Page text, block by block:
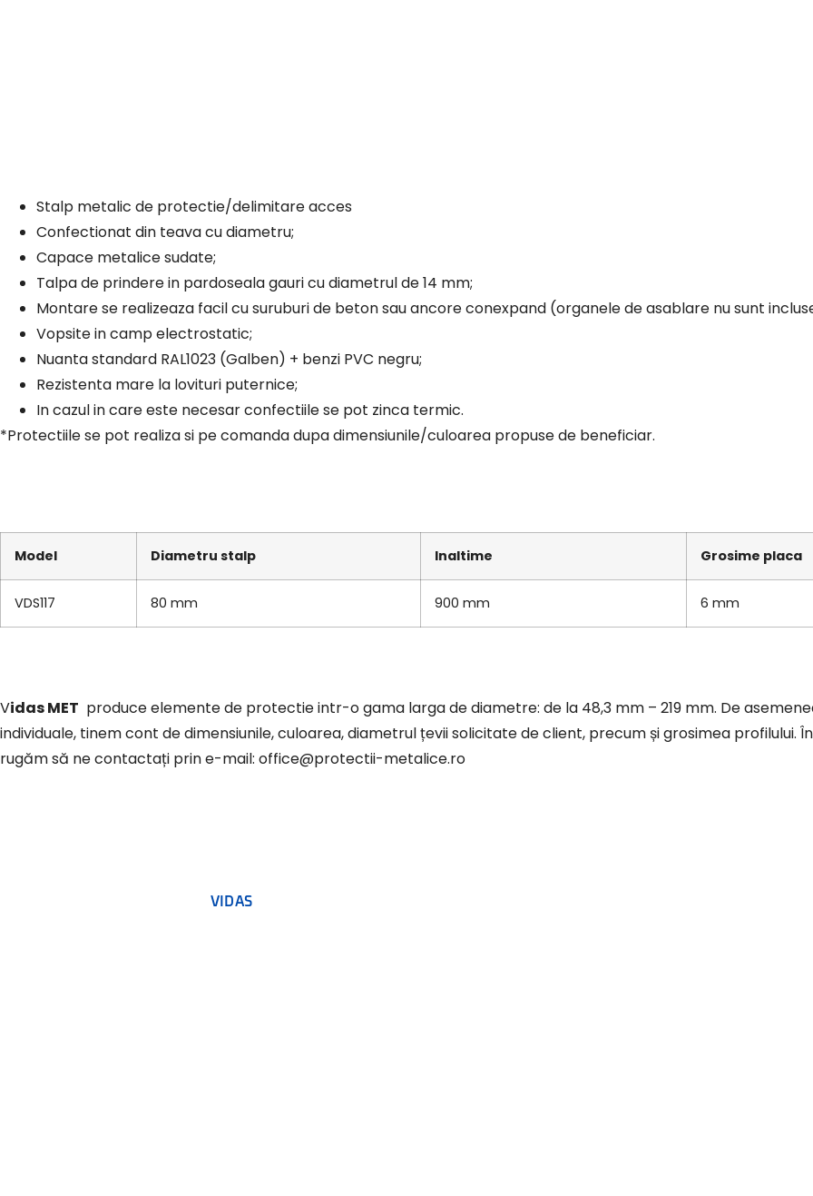
Stalp metalic de protectie/delimitare acces
Confectionat din teava cu diametru;
Capace metalice sudate;
Talpa de prindere in pardoseala gauri cu diametrul de 14 mm;
Montare se realizeaza facil cu suruburi de beton sau ancore conexpand (organele de asablare nu sunt
Vopsite in camp electrostatic;
Nuanta standard RAL1023 (Galben) + benzi PVC negru;
Rezistenta mare la lovituri puternice;
In cazul in care este necesar confectiile se pot zinca termic.
*Protectiile se pot realiza si pe comanda dupa dimensiunile/culoarea propuse de beneficiar.
Model Diametru stalp Inaltime Grosime placa
VDS117 80 mm 900 mm 6 mm
Vidas MET produce elemente de protectie intr-o gama larga de diametre: de la 48,3 mm – 219 mm. De
individuale, tinem cont de dimensiunile, culoarea, diametrul țevii solicitate de client, precum și grosimea profilului.
rugăm să ne contactați prin e-mail: office@protectii-metalice.ro
VIDAS